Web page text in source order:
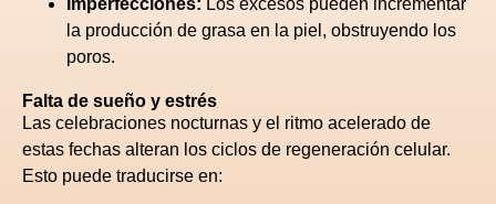
la producción de grasa en la piel, obstruyendo los
poros.
Falta de sueño y estrés
Las celebraciones nocturnas y el ritmo acelerado de
estas fechas alteran los ciclos de regeneración celular.
Esto puede traducirse en: